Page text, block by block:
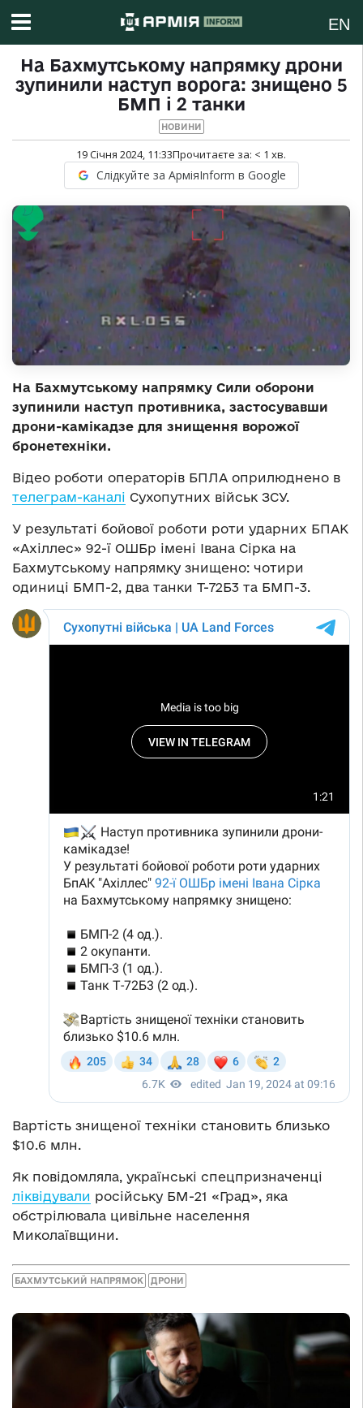
EN
На Бахмутському напрямку дрони
зупинили наступ ворога: знищено 5
БМП і 2 танки
НОВИНИ
19 Січня 2024, 11:33Прочитаєте за: < 1 хв.
Слідкуйте за АрміяInform в Google
На Бахмутському напрямку Сили оборони
зупинили наступ противника, застосувавши
дрони-камікадзе для знищення ворожої
бронетехніки.
Відео роботи операторів БПЛА оприлюднено в
телеграм-каналі Сухопутних військ ЗСУ.
У результаті бойової роботи роти ударних БПАК
«Ахіллес» 92-ї ОШБр імені Івана Сірка на
Бахмутському напрямку знищено: чотири
одиниці БМП-2, два танки Т-72Б3 та БМП-3.
Вартість знищеної техніки становить близько
$10.6 млн.
Як повідомляла, українські спецпризначенці
ліквідували російську БМ-21 «Град», яка
обстрілювала цивільне населення
Миколаївщини.
БАХМУТСЬКИЙ НАПРЯМОК ДРОНИ